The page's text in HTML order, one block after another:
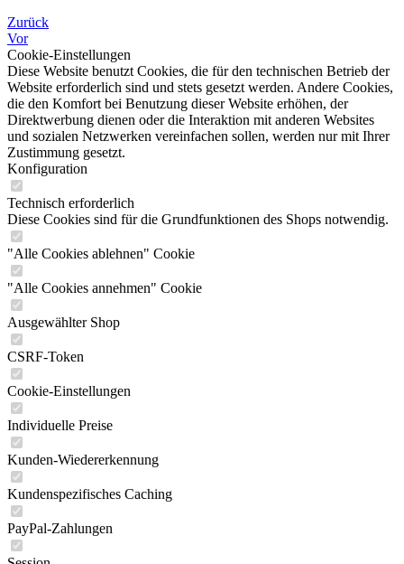
Zurück
Vor
Cookie-Einstellungen
Diese Website benutzt Cookies, die für den technischen Betrieb der
Website erforderlich sind und stets gesetzt werden. Andere Cookies,
die den Komfort bei Benutzung dieser Website erhöhen, der
Direktwerbung dienen oder die Interaktion mit anderen Websites
und sozialen Netzwerken vereinfachen sollen, werden nur mit Ihrer
Zustimmung gesetzt.
Konfiguration
Technisch erforderlich
Diese Cookies sind für die Grundfunktionen des Shops notwendig.
"Alle Cookies ablehnen" Cookie
"Alle Cookies annehmen" Cookie
Ausgewählter Shop
CSRF-Token
Cookie-Einstellungen
Individuelle Preise
Kunden-Wiedererkennung
Kundenspezifisches Caching
PayPal-Zahlungen